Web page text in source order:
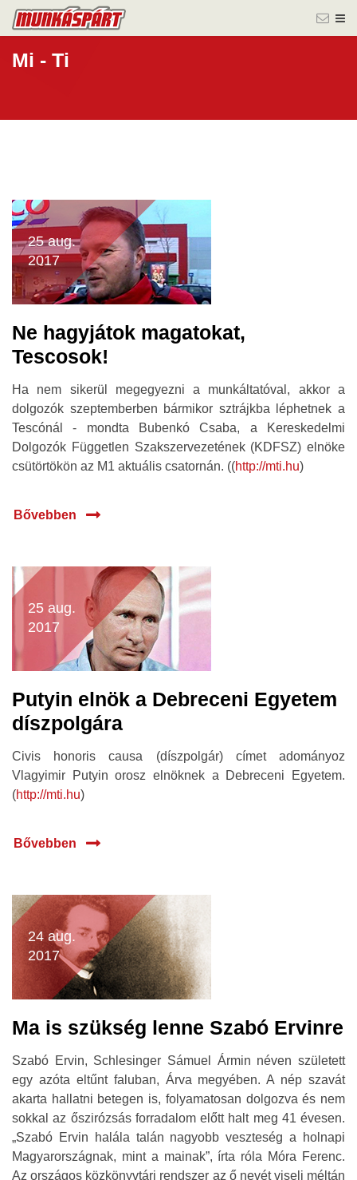
Mi - Ti
25 aug.
2017
Ne hagyjátok magatokat,
Tescosok!
Ha nem sikerül megegyezni a munkáltatóval, akkor a
dolgozók szeptemberben bármikor sztrájkba léphetnek a
Tescónál - mondta Bubenkó Csaba, a Kereskedelmi
Dolgozók Független Szakszervezetének (KDFSZ) elnöke
csütörtökön az M1 aktuális csatornán. ((http://mti.hu)
Bővebben
25 aug.
2017
Putyin elnök a Debreceni Egyetem
díszpolgára
Civis honoris causa (díszpolgár) címet adományoz
Vlagyimir Putyin orosz elnöknek a Debreceni Egyetem.
(http://mti.hu)
Bővebben
24 aug.
2017
Ma is szükség lenne Szabó Ervinre
Szabó Ervin, Schlesinger Sámuel Ármin néven született
egy azóta eltűnt faluban, Árva megyében. A nép szavát
akarta hallatni betegen is, folyamatosan dolgozva és nem
sokkal az őszirózsás forradalom előtt halt meg 41 évesen.
„Szabó Ervin halála talán nagyobb veszteség a holnapi
Magyarországnak, mint a mainak”, írta róla Móra Ferenc.
Az országos közkönyvtári rendszer az ő nevét viseli méltán